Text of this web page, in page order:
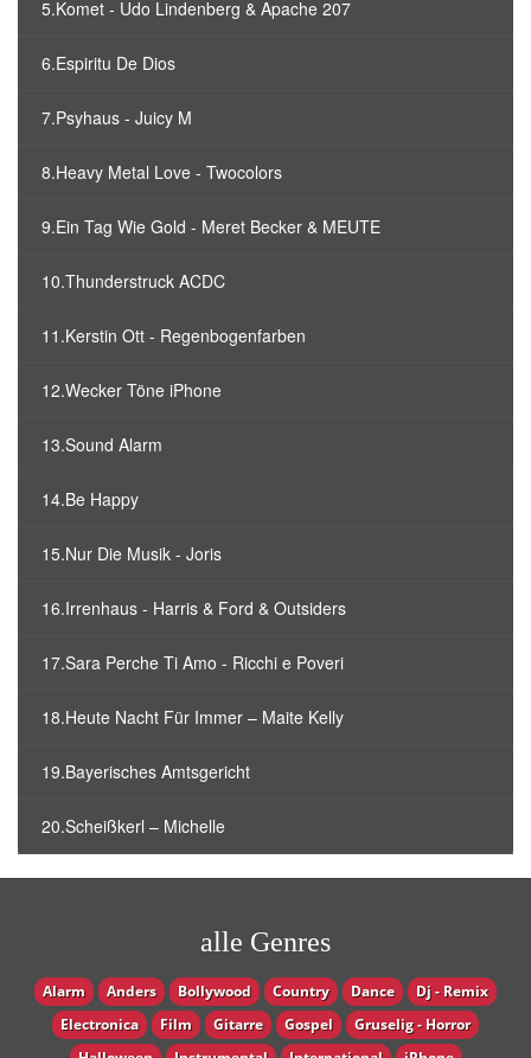
5.Komet - Udo Lindenberg & Apache 207
6.Espiritu De Dios
7.Psyhaus - Juicy M
8.Heavy Metal Love - Twocolors
9.Ein Tag Wie Gold - Meret Becker & MEUTE
10.Thunderstruck ACDC
11.Kerstin Ott - Regenbogenfarben
12.Wecker Töne iPhone
13.Sound Alarm
14.Be Happy
15.Nur Die Musik - Joris
16.Irrenhaus - Harris & Ford & Outsiders
17.Sara Perche Ti Amo - Ricchi e Poveri
18.Heute Nacht Für Immer – Maite Kelly
19.Bayerisches Amtsgericht
20.Scheißkerl – Michelle
alle Genres
Alarm Anders Bollywood Country Dance
Dj - Remix
Electronica
Film Gitarre Gospel
Gruselig - Horror